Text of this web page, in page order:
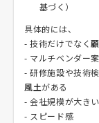
基づく）
具体的には、
- 技術だけでなく
- マルチベンダー案
- 研修施設や技術
風土がある
- 会社規模が大き
- スピード感